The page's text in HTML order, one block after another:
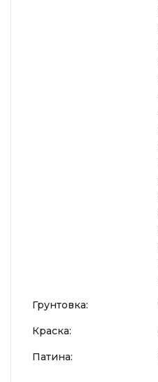
Грунтовка:
Краска:
Патина: